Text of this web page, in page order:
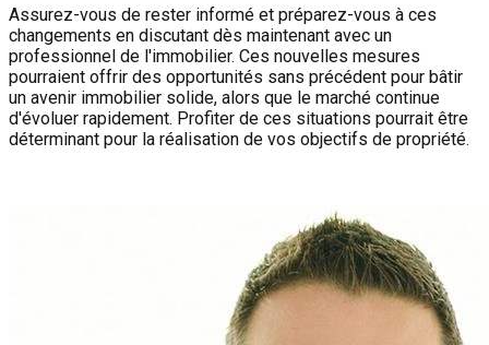
Assurez-vous de rester informé et préparez-vous à ces
changements en discutant dès maintenant avec un
professionnel de l'immobilier. Ces nouvelles mesures
pourraient offrir des opportunités sans précédent pour bâtir
un avenir immobilier solide, alors que le marché continue
d'évoluer rapidement. Profiter de ces situations pourrait être
déterminant pour la réalisation de vos objectifs de propriété.